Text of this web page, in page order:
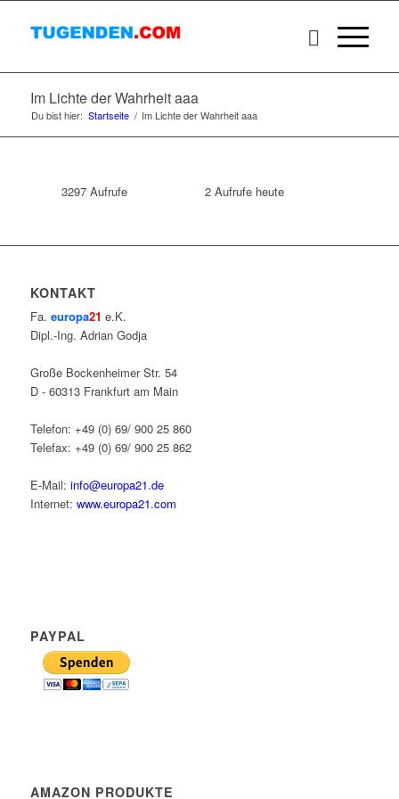
Im Lichte der Wahrheit aaa
Du bist hier: Startseite / Im Lichte der Wahrheit aaa
3297 Aufrufe 2 Aufrufe heute
KONTAKT
Fa. europa21 e.K.
Dipl.-Ing. Adrian Godja
Große Bockenheimer Str. 54
D - 60313 Frankfurt am Main
Telefon: +49 (0) 69/ 900 25 860
Telefax: +49 (0) 69/ 900 25 862
E-Mail: info@europa21.de
Internet: www.europa21.com
PAYPAL
AMAZON PRODUKTE